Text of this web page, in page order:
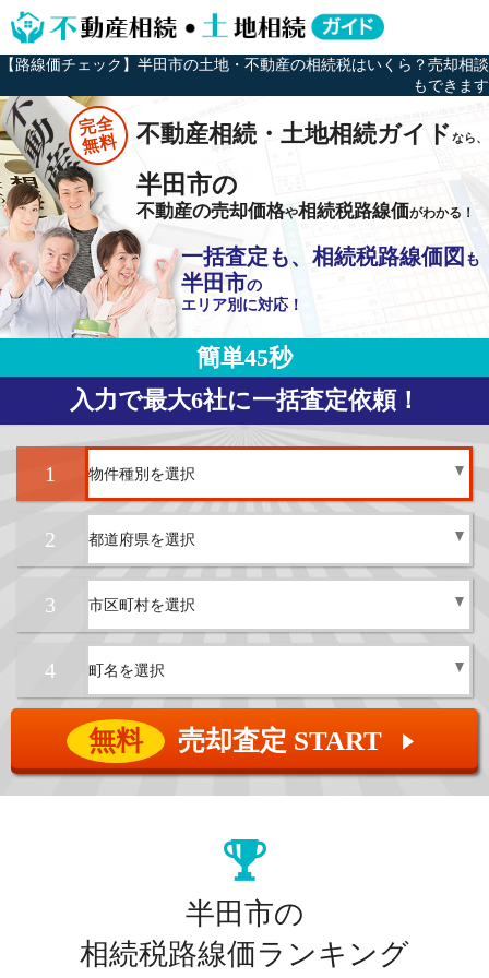
【路線価チェック】半田市の土地・不動産の相続税はいくら？売却相談
もできます
完全
無料 不動産相続・土地相続ガイドなら、
半田市の
不動産の売却価格や相続税路線価がわかる！
一括査定も、相続税路線価図 も
半田市の
エリア別に対応！
簡単45秒
入力で最大6社に一括査定依頼！
1
2
3
4
無料 売却査定 START ▲
半田市の
相続税路線価ランキング